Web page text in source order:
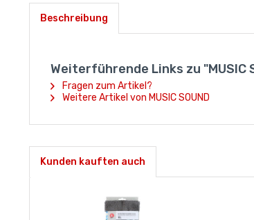
Beschreibung
Weiterführende Links zu "MUSIC
Fragen zum Artikel?
Weitere Artikel von MUSIC SOUND
Kunden kauften auch